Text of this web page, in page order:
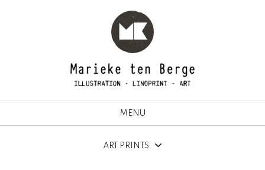
MENU
ART PRINTS